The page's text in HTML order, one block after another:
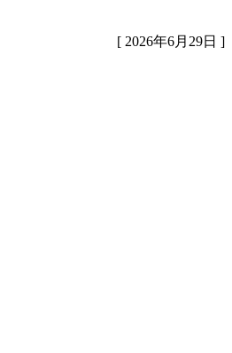
[ 2026年6月29日 ]